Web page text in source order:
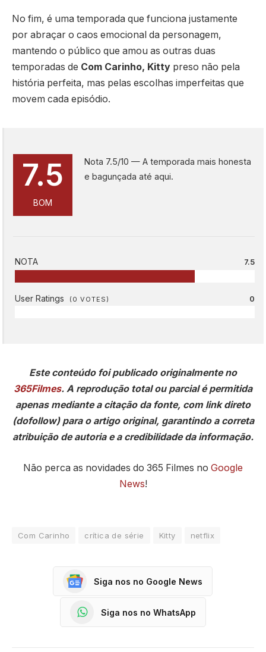
No fim, é uma temporada que funciona justamente
por abraçar o caos emocional da personagem,
mantendo o público que amou as outras duas
temporadas de Com Carinho, Kitty preso não pela
história perfeita, mas pelas escolhas imperfeitas que
movem cada episódio.
7.5
BOM
Nota 7.5/10 — A temporada mais honesta
e bagunçada até aqui.
NOTA 7.5
User Ratings (0 VOTES) 0
Este conteúdo foi publicado originalmente no
365Filmes. A reprodução total ou parcial é permitida
apenas mediante a citação da fonte, com link direto
(dofollow) para o artigo original, garantindo a correta
atribuição de autoria e a credibilidade da informação.
Não perca as novidades do 365 Filmes no Google
News!
Com Carinho crítica de série Kitty netflix
Siga nos no Google News
Siga nos no WhatsApp